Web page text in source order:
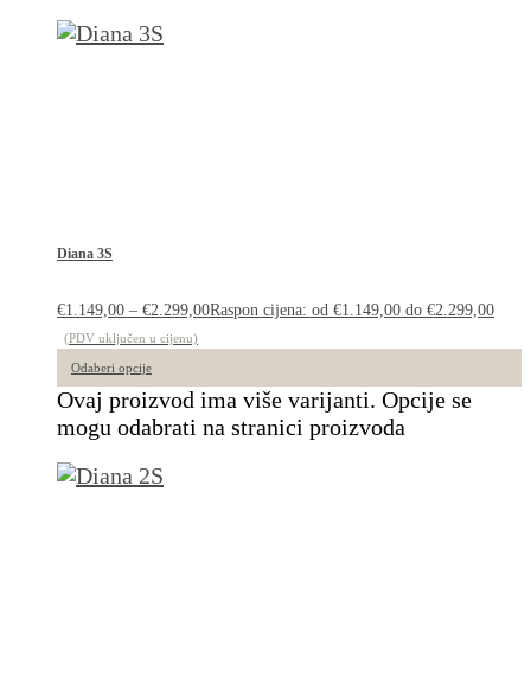
Diana 3S
€1.149,00 – €2.299,00Raspon cijena: od €1.149,00 do €2.299,00
(PDV uključen u cijenu)
Odaberi opcije
Ovaj proizvod ima više varijanti. Opcije se
mogu odabrati na stranici proizvoda